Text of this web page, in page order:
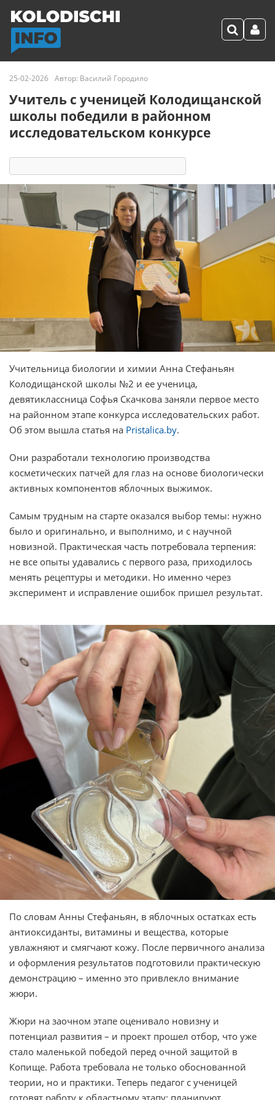
25-02-2026 Автор: Василий Городило
Учитель с ученицей Колодищанской
школы победили в районном
исследовательском конкурсе
Учительница биологии и химии Анна Стефаньян
Колодищанской школы №2 и ее ученица,
девятиклассница Софья Скачкова заняли первое место
на районном этапе конкурса исследовательских работ.
Об этом вышла статья на Pristalica.by.
Они разработали технологию производства
косметических патчей для глаз на основе биологически
активных компонентов яблочных выжимок.
Самым трудным на старте оказался выбор темы: нужно
было и оригинально, и выполнимо, и с научной
новизной. Практическая часть потребовала терпения:
не все опыты удавались с первого раза, приходилось
менять рецептуры и методики. Но именно через
эксперимент и исправление ошибок пришел результат.
По словам Анны Стефаньян, в яблочных остатках есть
антиоксиданты, витамины и вещества, которые
увлажняют и смягчают кожу. После первичного анализа
и оформления результатов подготовили практическую
демонстрацию – именно это привлекло внимание
жюри.
Жюри на заочном этапе оценивало новизну и
потенциал развития – и проект прошел отбор, что уже
стало маленькой победой перед очной защитой в
Копище. Работа требовала не только обоснованной
теории, но и практики. Теперь педагог с ученицей
готовят работу к областному этапу: планируют